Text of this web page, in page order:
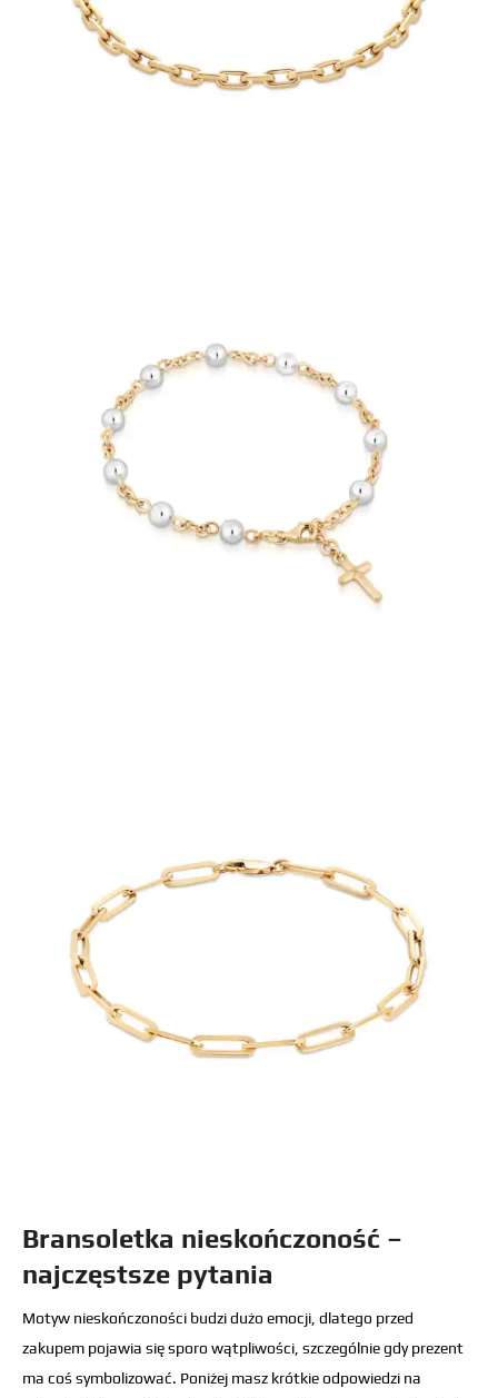
Bransoletka nieskończoność –
najczęstsze pytania
Motyw nieskończoności budzi dużo emocji, dlatego przed
zakupem pojawia się sporo wątpliwości, szczególnie gdy prezent
ma coś symbolizować. Poniżej masz krótkie odpowiedzi na